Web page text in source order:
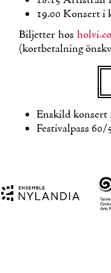
19.00 Kon­sert i
Bil­jet­ter hos
(kort­be­tal­ning
Ens­kild kon­sert
Fes­ti­val­pass 60/